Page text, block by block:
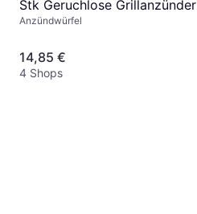
Stk Geruchlose Grillanzünder
Anzündwürfel
14,85 €
4 Shops